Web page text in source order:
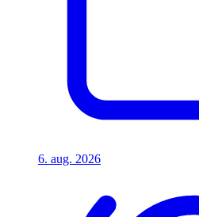
6. aug. 2026